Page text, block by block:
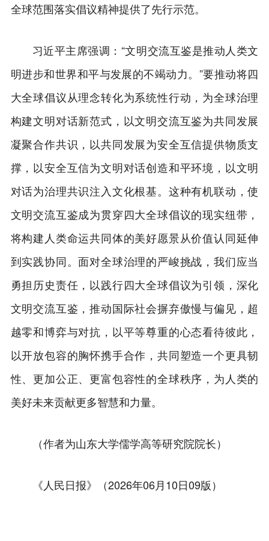
全球范围落实倡议精神提供了先行示范。
习近平主席强调：“文明交流互鉴是推动人类文
明进步和世界和平与发展的不竭动力。”要推动将四
大全球倡议从理念转化为系统性行动，为全球治理
构建文明对话新范式，以文明交流互鉴为共同发展
凝聚合作共识，以共同发展为安全互信提供物质支
撑，以安全互信为文明对话创造和平环境，以文明
对话为治理共识注入文化根基。这种有机联动，使
文明交流互鉴成为贯穿四大全球倡议的现实纽带，
将构建人类命运共同体的美好愿景从价值认同延伸
到实践协同。面对全球治理的严峻挑战，我们应当
勇担历史责任，以践行四大全球倡议为引领，深化
文明交流互鉴，推动国际社会摒弃傲慢与偏见，超
越零和博弈与对抗，以平等尊重的心态看待彼此，
以开放包容的胸怀携手合作，共同塑造一个更具韧
性、更加公正、更富包容性的全球秩序，为人类的
美好未来贡献更多智慧和力量。
（作者为山东大学儒学高等研究院院长）
《人民日报》（2026年06月10日09版）